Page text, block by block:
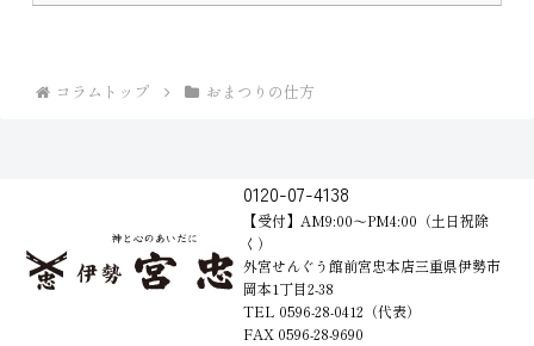
コラムトップ おまつりの仕方
0120-07-4138
【受付】AM9:00～PM4:00（土日祝除
く）
外宮せんぐう館前宮忠本店三重県伊勢市
岡本1丁目2-38
TEL 0596-28-0412（代表）
FAX 0596-28-9690